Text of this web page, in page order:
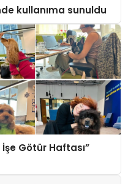
kullanıma sunuldu
Götür Haftası”